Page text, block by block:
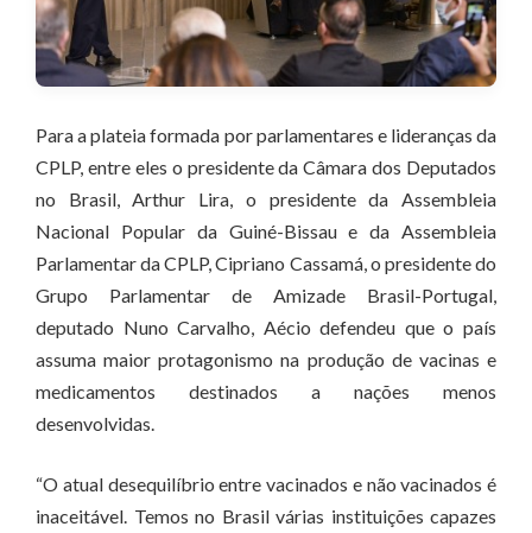
Para a plateia formada por parlamentares e lideranças da
CPLP, entre eles o presidente da Câmara dos Deputados
no Brasil, Arthur Lira, o presidente da Assembleia
Nacional Popular da Guiné-Bissau e da Assembleia
Parlamentar da CPLP, Cipriano Cassamá, o presidente do
Grupo Parlamentar de Amizade Brasil-Portugal,
deputado Nuno Carvalho, Aécio defendeu que o país
assuma maior protagonismo na produção de vacinas e
medicamentos destinados a nações menos
desenvolvidas.
“O atual desequilíbrio entre vacinados e não vacinados é
inaceitável. Temos no Brasil várias instituições capazes